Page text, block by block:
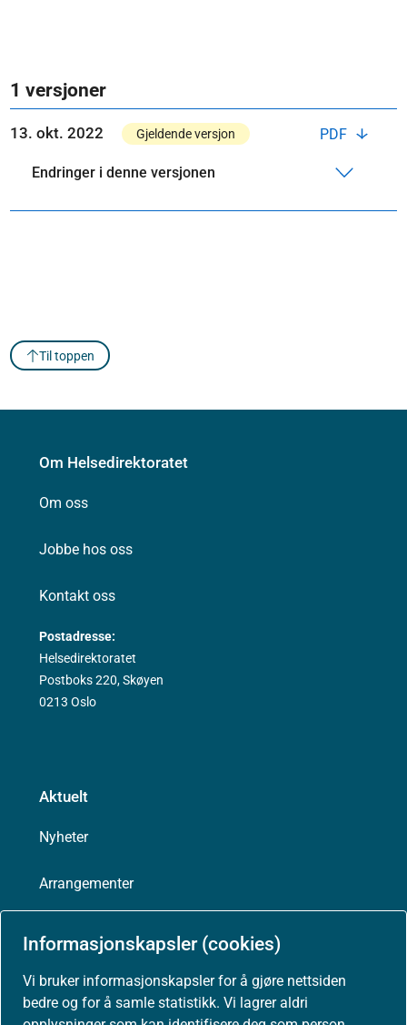
Informasjonskapsler (cookies)
Vi bruker informasjonskapsler for å gjøre nettsiden
bedre og for å samle statistikk. Vi lagrer aldri
1 versjoner
PDF
13. okt. 2022 Gjeldende versjon
Endringer i denne versjonen
Til toppen
Om Helsedirektoratet
Om oss
Jobbe hos oss
Kontakt oss
Postadresse:
Helsedirektoratet
Postboks 220, Skøyen
0213 Oslo
Aktuelt
Nyheter
Arrangementer
Presse